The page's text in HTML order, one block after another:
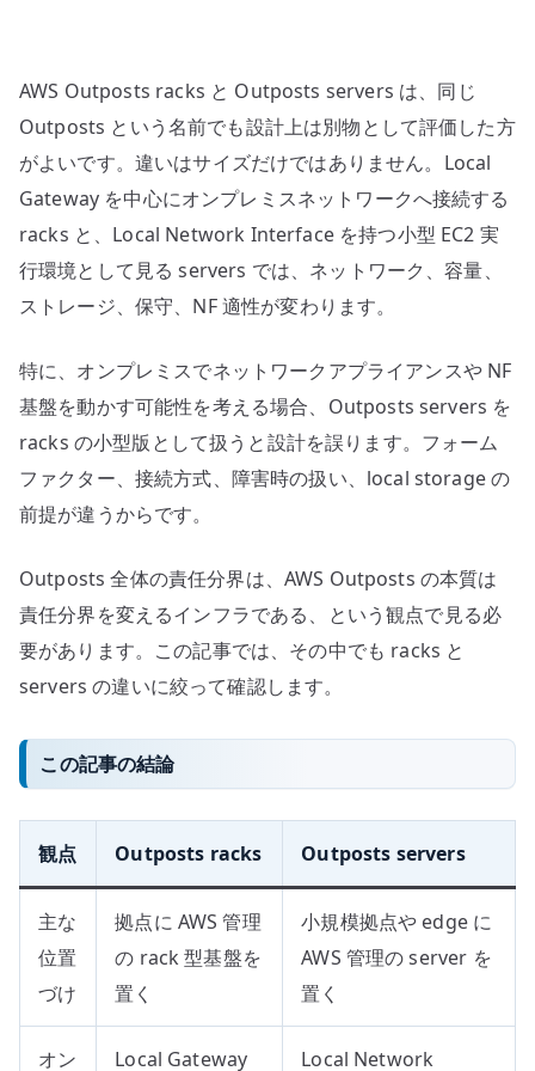
AWS Outposts racks と Outposts servers は、同じ
Outposts という名前でも設計上は別物として評価した方
がよいです。違いはサイズだけではありません。Local
Gateway を中心にオンプレミスネットワークへ接続する
racks と、Local Network Interface を持つ小型 EC2 実
行環境として見る servers では、ネットワーク、容量、
ストレージ、保守、NF 適性が変わります。
特に、オンプレミスでネットワークアプライアンスや NF
基盤を動かす可能性を考える場合、Outposts servers を
racks の小型版として扱うと設計を誤ります。フォーム
ファクター、接続方式、障害時の扱い、local storage の
前提が違うからです。
Outposts 全体の責任分界は、AWS Outposts の本質は
責任分界を変えるインフラである、という観点で見る必
要があります。この記事では、その中でも racks と
servers の違いに絞って確認します。
この記事の結論
観点 Outposts racks Outposts servers
主な
位置
づけ
拠点に AWS 管理
の rack 型基盤を
置く
小規模拠点や edge に
AWS 管理の server を
置く
オン Local Gateway Local Network